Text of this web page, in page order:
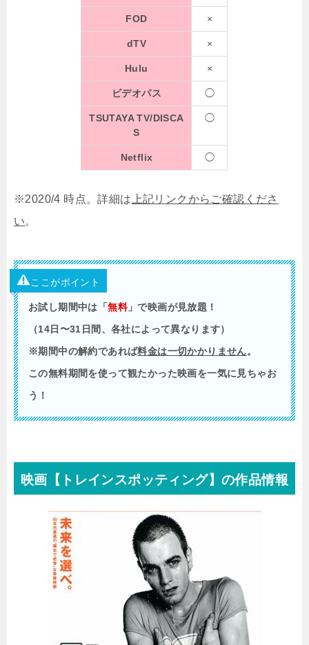
FOD ×
dTV ×
Hulu ×
ビデオパス ◯
TSUTAYA TV/DISCA
S
◯
Netflix ◯
※2020/4 時点。詳細は 上記リンクからご確認くださ
い。
ここがポイント
お試し期間中は「無料」で映画が見放題！
（14日〜31日間、各社によって異なります）
※期間中の解約であれば料金は一切かかりません。
この無料期間を使って観たかった映画を一気に見ちゃお
う！
映画【トレインスポッティング】の作品情報